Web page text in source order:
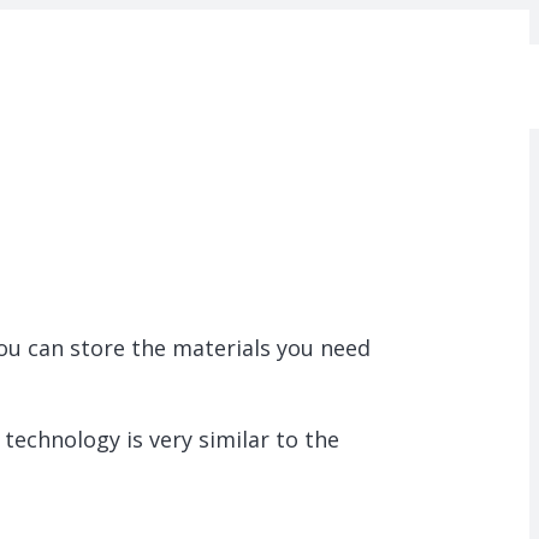
can store the materials you need
is very similar to the